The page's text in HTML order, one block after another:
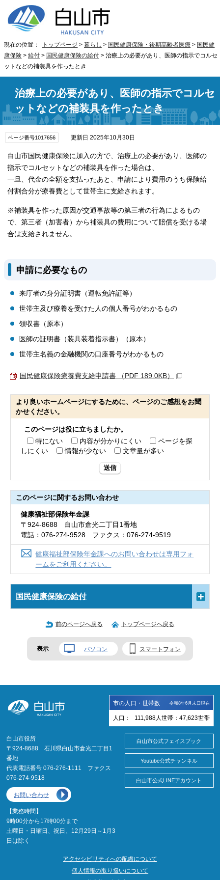
現在の位置： トップページ > 暮らし > 国民健康保険・後期高齢者医療 > 国民健
康保険 > 給付 > 国民健康保険の給付 > 治療上の必要があり、医師の指示でコルセ
ットなどの補装具を作ったとき
治療上の必要があり、医師の指示でコルセ
ットなどの補装具を作ったとき
ページ番号1017656 更新日 2025年10月30日
白山市国民健康保険に加入の方で、治療上の必要があり、医師の
指示でコルセットなどの補装具を作った場合は、
一旦、代金の全額を支払ったあと、申請により費用のうち保険給
付割合分が療養費として世帯主に支給されます。
※補装具を作った原因が交通事故等の第三者の行為によるもの
で、第三者（加害者）から補装具の費用について賠償を受ける場
合は支給されません。
申請に必要なもの
来庁者の身分証明書（運転免許証等）
世帯主及び療養を受けた人の個人番号がわかるもの
領収書（原本）
医師の証明書（装具装着指示書）（原本）
世帯主名義の金融機関の口座番号がわかるもの
国民健康保険療養費支給申請書 （PDF 189.0KB）
より良いホームページにするために、ページのご感想をお聞
かせください。
このページは役に立ちましたか。
特にない
内容が分かりにくい
ページを探
しにくい
情報が少ない 文章量が多い
送信
このページに関するお問い合わせ
健康福祉部保険年金課
〒924-8688 白山市倉光二丁目1番地
電話：076-274-9528 ファクス：076-274-9519
健康福祉部保険年金課へのお問い合わせは専用フォ
ームをご利用ください。
国民健康保険の給付
前のページへ戻る トップページへ戻る
表示 パソコン スマートフォン
市の人口・世帯数 令和8年6月末日現在
人口： 111,988 人 世帯： 47,623世帯
白山市役所
〒924-8688 石川県白山市倉光二丁目1
番地
代表電話番号 076-276-1111 ファクス
076-274-9518
お問い合わせ
【業務時間】
9時00分から17時00分まで
土曜日・日曜日、祝日、12月29日～1月3
日は除く
白山市公式フェイスブック
Youtube公式チャンネル
白山市公式LINEアカウント
アクセシビリティへの配慮について
個人情報の取り扱いについて